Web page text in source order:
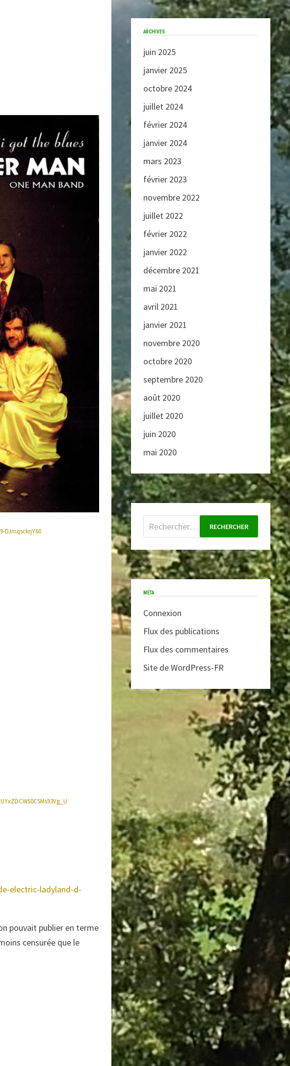
DJmqsckrjY60
electric-ladyland-d-
pouvait publier en terme
censurée que le
ARCHIVES
juin 2025
janvier 2025
octobre 2024
juillet 2024
février 2024
janvier 2024
mars 2023
février 2023
novembre 2022
juillet 2022
février 2022
janvier 2022
décembre 2021
mai 2021
avril 2021
janvier 2021
novembre 2020
octobre 2020
septembre 2020
août 2020
juillet 2020
juin 2020
mai 2020
Rechercher :
MÉTA
Connexion
Flux des publications
Flux des commentaires
Site de WordPress-FR